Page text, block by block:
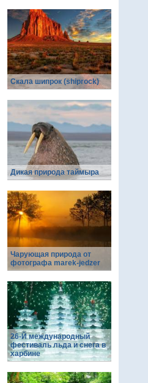
Скала шипрок (shiprock)
Дикая природа таймыра
Чарующая природа от
фотографа marek-jedzer
26-Й международный
фестиваль льда и снега в
харбине